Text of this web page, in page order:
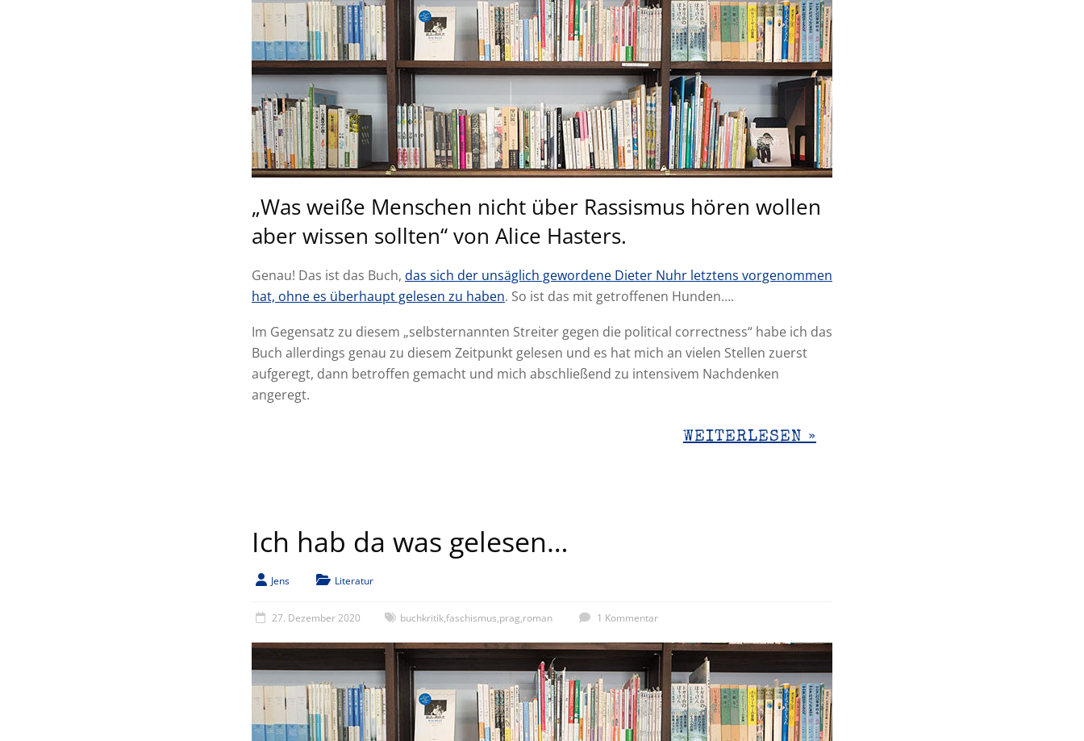
„Was weiße Menschen nicht über Rassismus hören wollen
aber wissen sollten“ von Alice Hasters.
Genau! Das ist das Buch, das sich der unsäglich gewordene Dieter Nuhr letztens vorgenommen
hat, ohne es überhaupt gelesen zu haben. So ist das mit getroffenen Hunden….
Im Gegensatz zu diesem „selbsternannten Streiter gegen die political correctness“ habe ich das
Buch allerdings genau zu diesem Zeitpunkt gelesen und es hat mich an vielen Stellen zuerst
aufgeregt, dann betroffen gemacht und mich abschließend zu intensivem Nachdenken
angeregt.
WEITERLESEN »
Ich hab da was gelesen…
Jens Literatur
27. Dezember 2020 buchkritik,faschismus,prag,roman 1 Kommentar